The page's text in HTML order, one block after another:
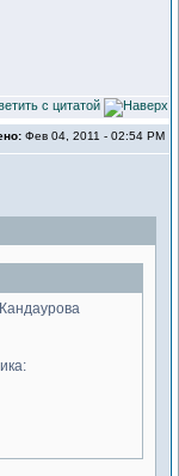
Фев 04, 2011 - 02:54 PM